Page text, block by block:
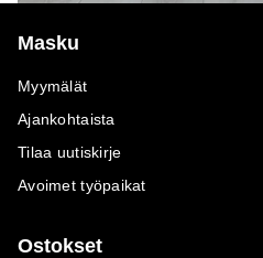
Masku
Myymälät
Ajankohtaista
Tilaa uutiskirje
Avoimet työpaikat
Ostokset